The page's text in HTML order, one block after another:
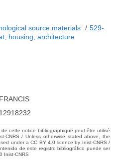
source materials / 529-
housing, architecture
FRANCIS
12918232
cette notice bibliographique peut être utilisé
CNRS / Unless otherwise stated above, the
under a CC BY 4.0 licence by Inist-CNRS /
de este registro bibliográfico puede ser
Inist-CNRS